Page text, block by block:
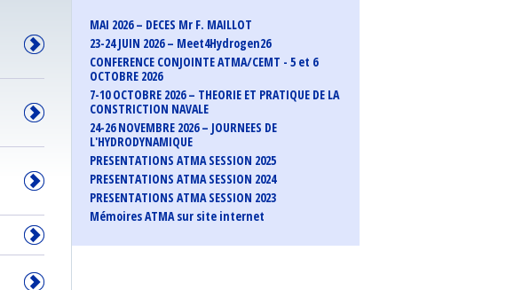
MAI 2026 – DECES Mr F. MAILLOT
23-24 JUIN 2026 – Meet4Hydrogen26
CONFERENCE CONJOINTE ATMA/CEMT - 5 et 6
OCTOBRE 2026
7-10 OCTOBRE 2026 – THEORIE ET PRATIQUE DE LA
CONSTRICTION NAVALE
24-26 NOVEMBRE 2026 – JOURNEES DE
L'HYDRODYNAMIQUE
PRESENTATIONS ATMA SESSION 2025
PRESENTATIONS ATMA SESSION 2024
PRESENTATIONS ATMA SESSION 2023
Mémoires ATMA sur site internet